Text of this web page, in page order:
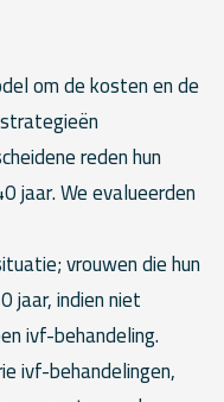
om de kosten en de
reden hun
jaar. We evalueerden
vrouwen die hun
jaar, indien niet
ivf-behandeling.
ivf-behandelingen,